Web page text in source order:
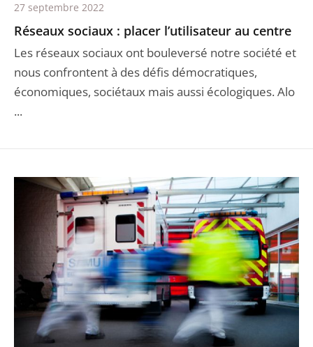
Réseaux sociaux : placer l’utilisateur au centre
Les réseaux sociaux ont bouleversé notre société et
nous confrontent à des défis démocratiques,
économiques, sociétaux mais aussi écologiques. Alo
...
27 septembre 2022